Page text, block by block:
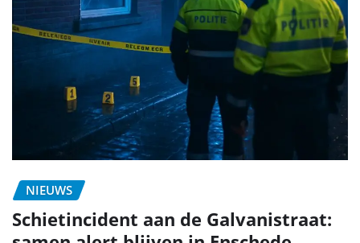
NIEUWS
Schietincident aan de Galvanistraat: